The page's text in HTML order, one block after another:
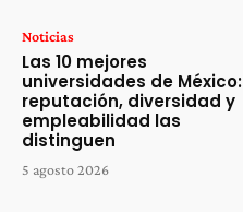
Noticias
Las 10 mejores
universidades de México:
reputación, diversidad y
empleabilidad las
distinguen
5 agosto 2026